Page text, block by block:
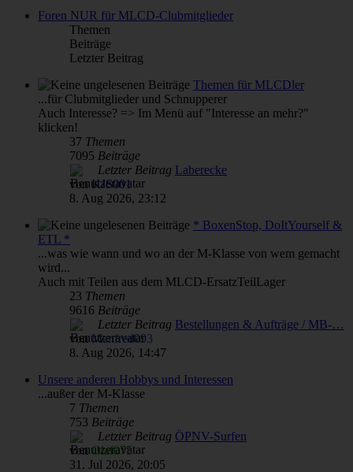
Foren NUR für MLCD-Clubmitglieder
Themen
Beiträge
Letzter Beitrag
Themen für MLCDler
...für Clubmitglieder und Schnupperer
Auch Interesse? => Im Menü auf "Interesse an mehr?"
klicken!
37 Themen
7095 Beiträge
Letzter Beitrag Laberecke
vonKJS001
8. Aug 2026, 23:12
* BoxenStop, DoItYourself &
ETL *
...was wie wann und wo an der M-Klasse von wem gemacht
wird...
Auch mit Teilen aus dem MLCD-ErsatzTeilLager
23 Themen
9616 Beiträge
Letzter Beitrag Bestellungen & Aufträge / MB-…
vonManfred093
8. Aug 2026, 14:47
Unsere anderen Hobbys und Interessen
...außer der M-Klasse
7 Themen
753 Beiträge
Letzter Beitrag ÖPNV-Surfen
vonOlaf075
31. Jul 2026, 20:05